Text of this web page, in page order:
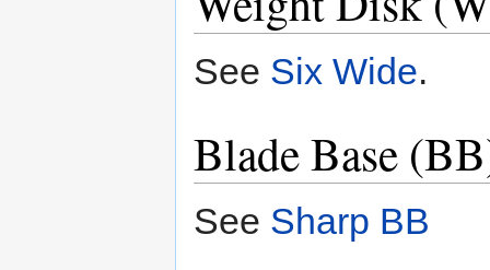
See Six Wide.
Blade Base
See Sharp BB